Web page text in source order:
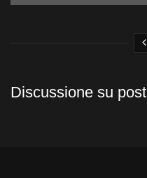
Discussione su post